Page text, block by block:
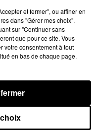
chartrains
club de la région
finale de la Coupe de
Voir plus
et fermer", ou affiner en
dans "Gérer mes choix".
sur "Continuer sans
que pour ce site. Vous
votre consentement à tout
en bas de chaque page.